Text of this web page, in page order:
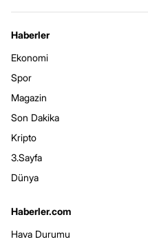
Haberler
Ekonomi
Spor
Magazin
Son Dakika
Kripto
3.Sayfa
Dünya
Haberler.com
Hava Durumu